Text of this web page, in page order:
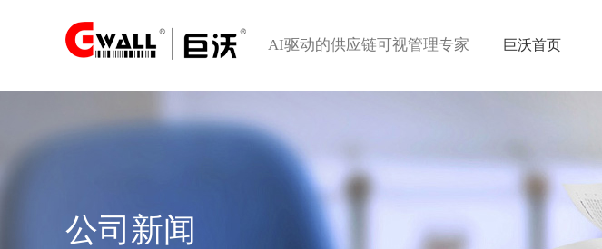
AI驱动的供应链可视管理专家 巨沃首页
公司新闻